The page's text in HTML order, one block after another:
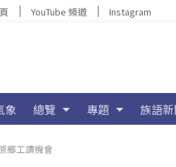
YouTube 頻道 Instagram
象 總覽 專題 族語
鄉工讀機會